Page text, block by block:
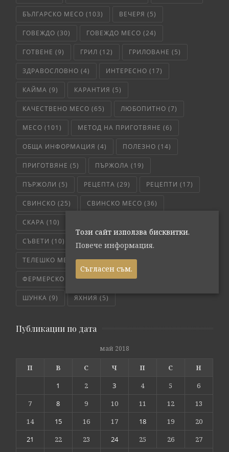
БЪЛГАРСКО МЕСО (103) ВЕЧЕРЯ (5)
ГОВЕЖДО (30) ГОВЕЖДО МЕСО (24)
ГОТВЕНЕ (9) ГРИЛ (12) ГРИЛОВАНЕ (5)
ЗДРАВОСЛОВНО (4) ИНТЕРЕСНО (17)
КАЙМА (9) КАРАНТИЯ (5)
КАЧЕСТВЕНО МЕСО (65) ЛЮБОПИТНО (7)
МЕСО (101) МЕТОД НА ПРИГОТВЯНЕ (6)
ОБЩА ИНФОРМАЦИЯ (4) ПОЛЕЗНО (14)
ПРИГОТВЯНЕ (5) ПЪРЖОЛА (19)
ПЪРЖОЛИ (5) РЕЦЕПТА (29) РЕЦЕПТИ (17)
СВИНСКО (25) СВИНСКО МЕСО (36)
СКАРА (10)
СЪВЕТИ (10) ТЕЛЕШКО (7)
ТЕЛЕШКО МЕСО(6) ТРИКОВЕ(8)
ФЕРМЕРСКО СВЕЖО(171) ЧЕРВЕНО МЕСО
ШУНКА (9) ЯХНИЯ (5)
Публикации по дата
май 2018
П В С Ч П С
Н
1
2 3 4 5
6
7
8 9 10 11 12
13
14
15 16 17 18 19
20
21
22 23 24 25 26 27
Този сайт използва бисквитки.
Повече информация.
Съгласен съм.